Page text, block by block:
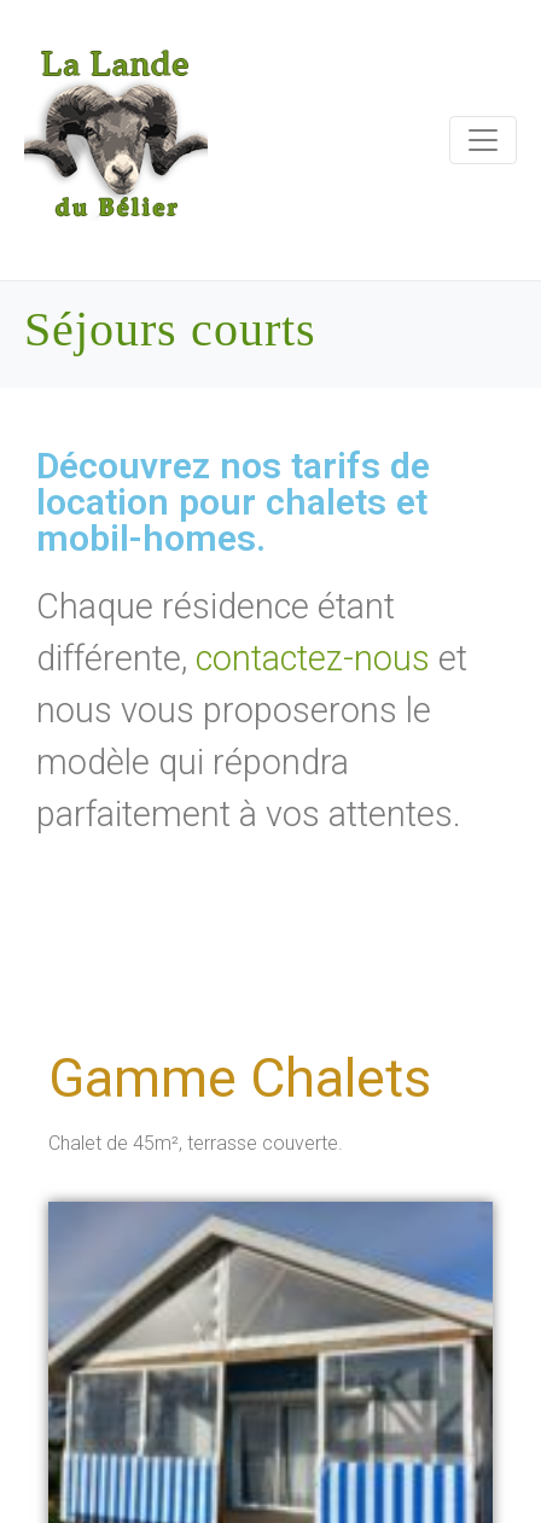
Séjours courts
Découvrez nos tarifs de
location pour chalets et
mobil-homes.
Chaque résidence étant
différente, contactez-nous et
nous vous proposerons le
modèle qui répondra
parfaitement à vos attentes.
Gamme Chalets
Chalet de 45m², terrasse couverte.